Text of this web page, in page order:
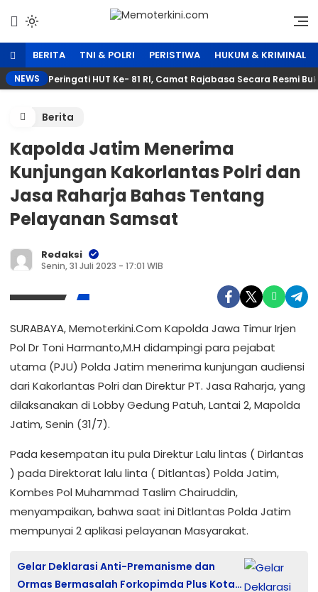
konten
BERITA TNI & POLRI PERISTIWA HUKUM & KRIMINAL
NEWS Peringati HUT Ke- 81 RI, Camat Rajabasa Secara Resmi
Berita
Kapolda Jatim Menerima
Kunjungan Kakorlantas Polri dan
Jasa Raharja Bahas Tentang
Pelayanan Samsat
Redaksi
Senin, 31 Juli 2023 - 17:01 WIB
SURABAYA, Memoterkini.Com Kapolda Jawa Timur Irjen
Pol Dr Toni Harmanto,M.H didampingi para pejabat
utama (PJU) Polda Jatim menerima kunjungan audiensi
dari Kakorlantas Polri dan Direktur PT. Jasa Raharja, yang
dilaksanakan di Lobby Gedung Patuh, Lantai 2, Mapolda
Jatim, Senin (31/7).
Pada kesempatan itu pula Direktur Lalu lintas ( Dirlantas
) pada Direktorat lalu linta ( Ditlantas) Polda Jatim,
Kombes Pol Muhammad Taslim Chairuddin,
menyampaikan, bahwa saat ini Ditlantas Polda Jatim
mempunyai 2 aplikasi pelayanan Masyarakat.
Gelar Deklarasi Anti-Premanisme dan
Ormas Bermasalah Forkopimda Plus Kota